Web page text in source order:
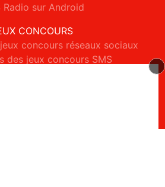
Radio sur Android
CONCOURS
concours réseaux sociaux
des jeux concours SMS